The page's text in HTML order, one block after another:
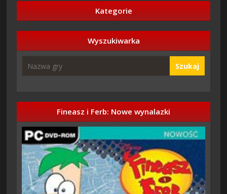
Kategorie
Wyszukiwarka
Szukaj
Fineasz i Ferb: Nowe wynalazki